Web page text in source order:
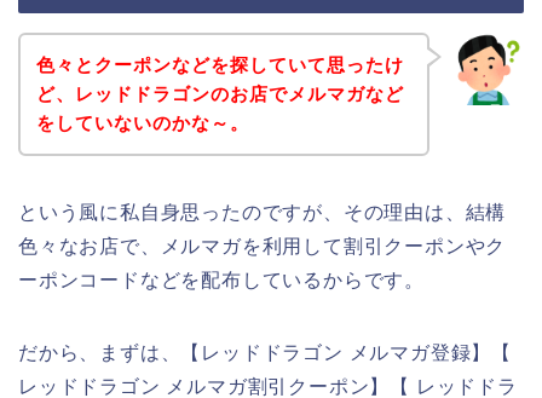
色々とクーポンなどを探していて思ったけ
ど、レッドドラゴンのお店でメルマガなど
をしていないのかな～。
という風に私自身思ったのですが、その理由は、結構
色々なお店で、メルマガを利用して割引クーポンやク
ーポンコードなどを配布しているからです。
だから、まずは、【レッドドラゴン メルマガ登録】【
レッドドラゴン メルマガ割引クーポン】【 レッドドラ